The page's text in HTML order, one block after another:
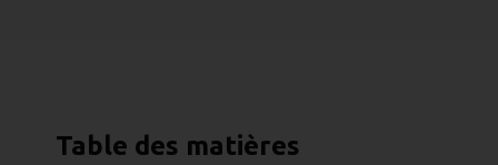
Table des matières